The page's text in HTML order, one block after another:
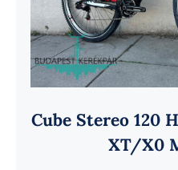
Cube Stereo 120
XT/X0